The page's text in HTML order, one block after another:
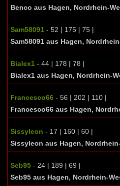
Benco aus Hagen, Nordrhein-
Sam58091 - 52 | 175 | 75 |
Sam58091 aus Hagen,
Bialex1 - 44 | 178 | 78 |
Bialex1 aus Hagen, Nordrhein-
Francesco66 - 56 | 202 | 110 |
Francesco66 aus Hagen,
Sissyleon - 17 | 160 | 60 |
Sissyleon aus Hagen,
Seb95 - 24 | 189 | 69 |
Seb95 aus Hagen, Nordrhein-